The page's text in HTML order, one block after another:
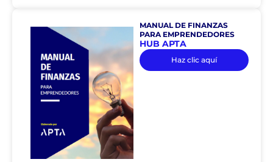
MANUAL DE FINANZAS
PARA EMPRENDEDORES
HUB APTA
Haz clic aquí